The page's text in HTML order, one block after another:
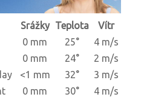
Srážky Teplota
Vítr
0 mm 25°
4 m/s
0 mm 24°
2 m/s
<1 mm 32°
3 m/s
0 mm 30° 4 m/s